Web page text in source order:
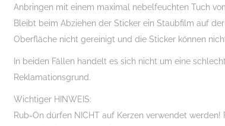
Anbringen mit einem maximal nebelfeuchten Tuch
Bleibt beim Abziehen der Sticker ein Staubfilm auf
Oberfläche nicht gereinigt und die Sticker können
In beiden Fällen handelt es sich nicht um eine
Reklamationsgrund.
Wichtiger HINWEIS:
Rub-On dürfen NICHT auf Kerzen verwendet werden!